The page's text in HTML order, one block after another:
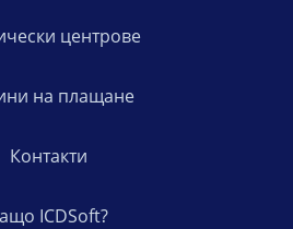
центрове
на плащане
Контакти
ICDSoft?